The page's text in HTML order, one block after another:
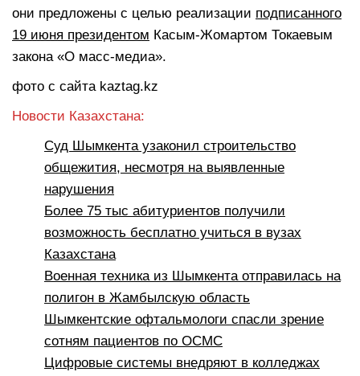
они предложены с целью реализации подписанного
19 июня президентом Касым-Жомартом Токаевым
закона «О масс-медиа».
фото с сайта kaztag.kz
Новости Казахстана:
Суд Шымкента узаконил строительство
общежития, несмотря на выявленные
нарушения
Более 75 тыс абитуриентов получили
возможность бесплатно учиться в вузах
Казахстана
Военная техника из Шымкента отправилась на
полигон в Жамбылскую область
Шымкентские офтальмологи спасли зрение
сотням пациентов по ОСМС
Цифровые системы внедряют в колледжах